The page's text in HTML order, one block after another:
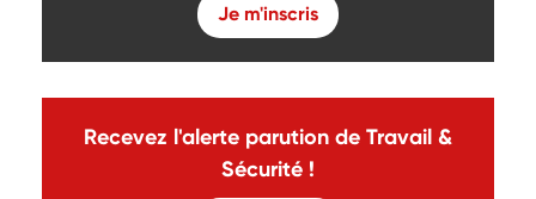
Je m'inscris
Recevez l'alerte parution de Travail &
Sécurité !